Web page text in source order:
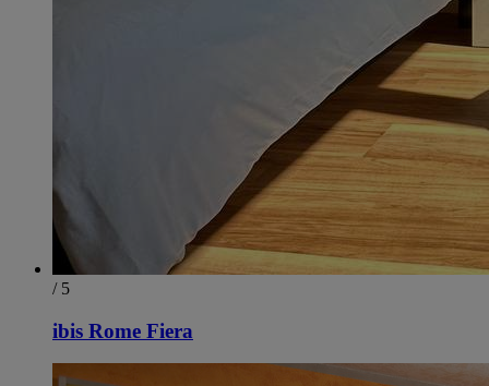
/ 5
ibis Rome Fiera